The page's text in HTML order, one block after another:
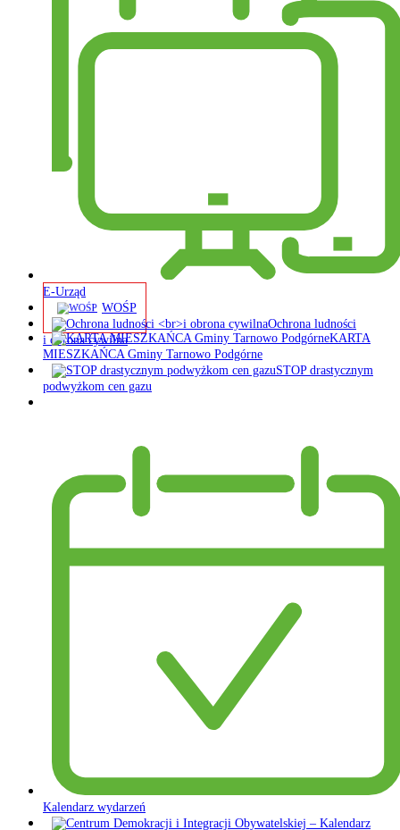
E-Urząd
WOŚP
Ochrona ludności
i obrona cywilna
KARTA
MIESZKAŃCA Gminy Tarnowo Podgórne
STOP drastycznym
podwyżkom cen gazu
Kalendarz wydarzeń